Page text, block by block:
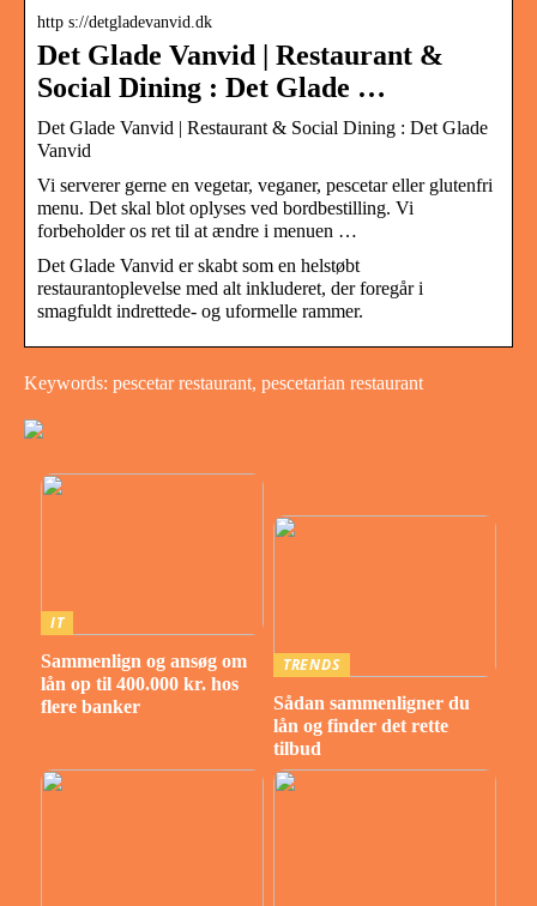
http s://detgladevanvid.dk
Det Glade Vanvid | Restaurant &
Social Dining : Det Glade …
Det Glade Vanvid | Restaurant & Social Dining : Det Glade
Vanvid
Vi serverer gerne en vegetar, veganer, pescetar eller glutenfri
menu. Det skal blot oplyses ved bordbestilling. Vi
forbeholder os ret til at ændre i menuen …
Det Glade Vanvid er skabt som en helstøbt
restaurantoplevelse med alt inkluderet, der foregår i
smagfuldt indrettede- og uformelle rammer.
Keywords: pescetar restaurant, pescetarian restaurant
IT
Sammenlign og ansøg om
lån op til 400.000 kr. hos
flere banker
TRENDS
Sådan sammenligner du
lån og finder det rette
tilbud